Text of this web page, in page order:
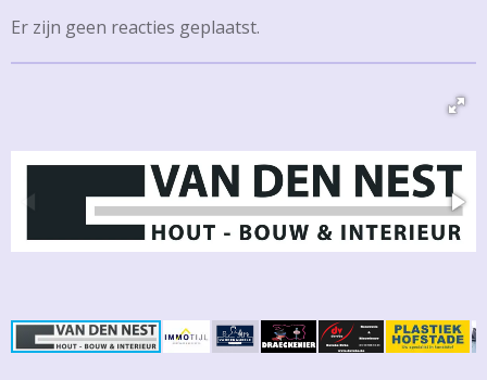
Er zijn geen reacties geplaatst.